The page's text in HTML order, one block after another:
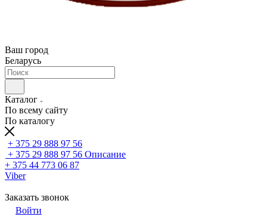
Ваш город
Беларусь
Каталог
По всему сайту
По каталогу
+ 375 29 888 97 56
+ 375 29 888 97 56 Описание
+ 375 44 773 06 87
Viber
Заказать звонок
Войти